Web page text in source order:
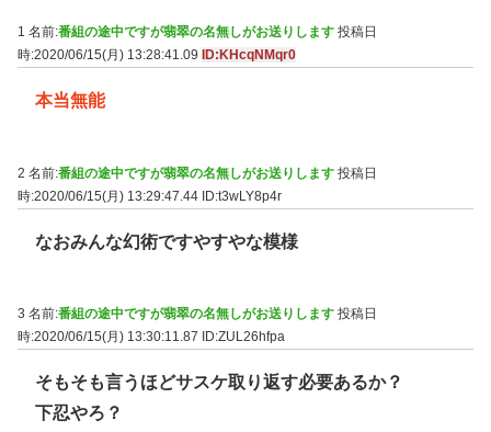
1 名前:番組の途中ですが翡翠の名無しがお送りします 投稿日
時:2020/06/15(月) 13:28:41.09
ID:KHcqNMqr0
本当無能
2 名前:番組の途中ですが翡翠の名無しがお送りします 投稿日
時:2020/06/15(月) 13:29:47.44 ID:t3wLY8p4r
なおみんな幻術ですやすやな模様
3 名前:番組の途中ですが翡翠の名無しがお送りします 投稿日
時:2020/06/15(月) 13:30:11.87
ID:ZUL26hfpa
そもそも言うほどサスケ取り返す必要あるか？
下忍やろ？